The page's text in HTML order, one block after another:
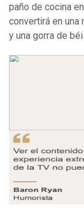
paño de cocina
convertirá en una
y una gorra de